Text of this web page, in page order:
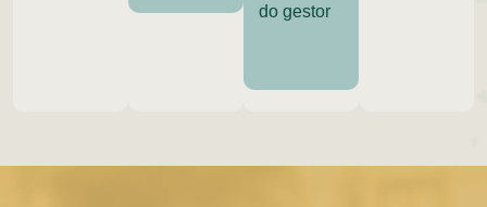
do gestor